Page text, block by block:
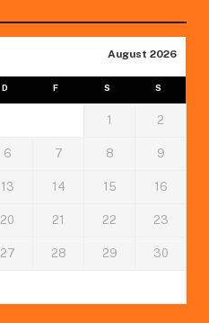
August 2026
D F S S
1 2
6 7 8 9
13 14 15 16
20 21 22 23
27 28 29 30